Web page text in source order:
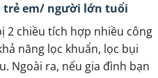
trẻ em/ người lớn tuổi
2 chiều tích hợp nhiều công
năng lọc khuẩn, lọc bụi
Ngoài ra, nếu gia đình bạn